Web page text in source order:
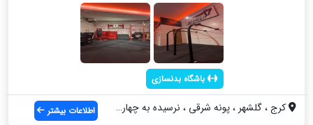
باشگاه بدنسازی
کرج ، گلشهر ، پونه شرقی ، نرسیده به چهار... اطلاعات بیشتر